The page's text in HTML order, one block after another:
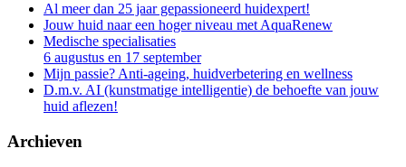
Al meer dan 25 jaar gepassioneerd huidexpert!
Jouw huid naar een hoger niveau met AquaRenew
Medische specialisaties
6 augustus en 17 september
Mijn passie? Anti-ageing, huidverbetering en wellness
D.m.v. AI (kunstmatige intelligentie) de behoefte van jouw
huid aflezen!
Archieven